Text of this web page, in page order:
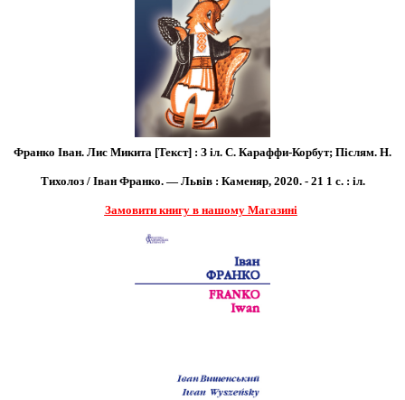
Франко Іван. Лис Микита [Текст] : З іл. С. Караффи-Корбут; Післям. Н.
Тихолоз / Іван Франко. — Львів : Каменяр, 2020. - 21 1 с. : іл.
Замовити книгу в нашому Магазині